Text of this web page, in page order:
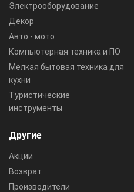
Электрооборудование
Декор
Авто - мото
Компьютерная техника и ПО
Мелкая бытовая техника для
кухни
Туристические
инструменты
Другие
Акции
Возврат
Производители